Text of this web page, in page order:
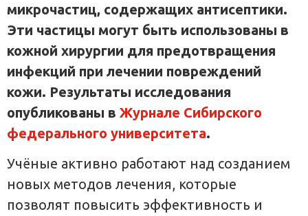
микрочастиц, содержащих антисептики.
Эти частицы могут быть использованы в
кожной хирургии для предотвращения
инфекций при лечении повреждений
кожи. Результаты исследования
опубликованы в Журнале Сибирского
федерального университета.
Учёные активно работают над созданием
новых методов лечения, которые
позволят повысить эффективность и